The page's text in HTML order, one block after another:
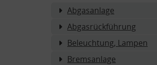
Abgasanlage
Abgasrückführung
Beleuchtung, Lampen
Bremsanlage